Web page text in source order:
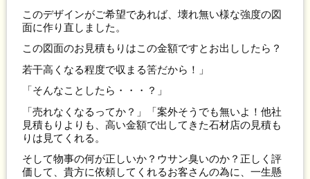
このデザインがご希望であれば、壊れ無い様な強度の図
面に作り直しました。
この図面のお見積もりはこの金額ですとお出ししたら？
若干高くなる程度で収まる筈だから！」
「そんなことしたら・・・？」
「売れなくなるってか？」「案外そうでも無いよ！他社
見積もりよりも、高い金額で出してきた石材店の見積も
りは見てくれる。
そして物事の何が正しいか？ウサン臭いのか？正しく評
価して、貴方に依頼してくれるお客さんの為に、一生懸